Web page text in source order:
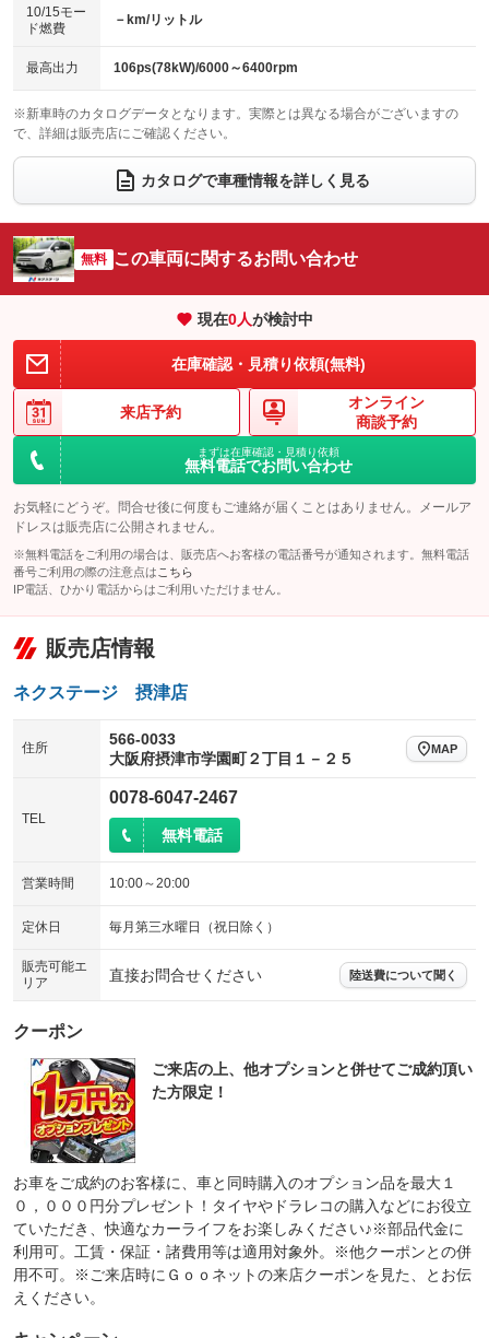
ベンチシート
：装備なし
チップアップシート
：装備なし ：装備なし
：装備なし ：装備あり
ウォークスルー
：装備なし
電動リアゲート フロントカメラ
：装備なし
：装備なし ：装備なし
サイドカメラ
：装備なし ルーフレール
：装備なし
：装備なし
：装備なし
10/15モー
ド燃費
－km/リットル
最高出力 106ps(78kW)/6000～6400rpm
※新車時のカタログデータとなります。実際とは異なる場合がございますの
で、詳細は販売店にご確認ください。
カタログで車種情報を詳しく見る
無料 この車両に関するお問い合わせ
現在0人が検討中
在庫確認・見積り依頼(無料)
来店予約
オンライン
商談予約
まずは在庫確認・見積り依頼
無料電話でお問い合わせ
お気軽にどうぞ。問合せ後に何度もご連絡が届くことはありません。メールア
ドレスは販売店に公開されません。
※無料電話をご利用の場合は、販売店へお客様の電話番号が通知されます。無料電話
番号ご利用の際の注意点は こちら
IP電話、ひかり電話からはご利用いただけません。
販売店情報
ネクステージ 摂津店
住所
566-0033
大阪府摂津市学園町２丁目１－２５
MAP
TEL
0078-6047-2467
無料電話
営業時間 10:00～20:00
定休日 毎月第三水曜日（祝日除く）
販売可能エ
リア
直接お問合せください 陸送費について聞く
クーポン
ご来店の上、他オプションと併せてご成約頂い
た方限定！
お車をご成約のお客様に、車と同時購入のオプション品を最大１
０，０００円分プレゼント！タイヤやドラレコの購入などにお役立
ていただき、快適なカーライフをお楽しみください♪※部品代金に
利用可。工賃・保証・諸費用等は適用対象外。※他クーポンとの併
用不可。※ご来店時にＧｏｏネットの来店クーポンを見た、とお伝
えください。